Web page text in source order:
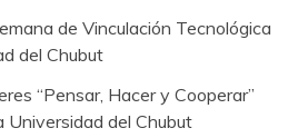
de Vinculación Tecnológica
del Chubut
“Pensar, Hacer y Cooperar”
Universidad del Chubut